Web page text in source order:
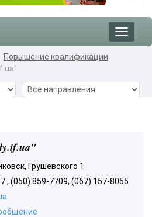
Toggle
Повышение квалификации
Грушевского 1
, (050) 859-7709, (067) 157-8055